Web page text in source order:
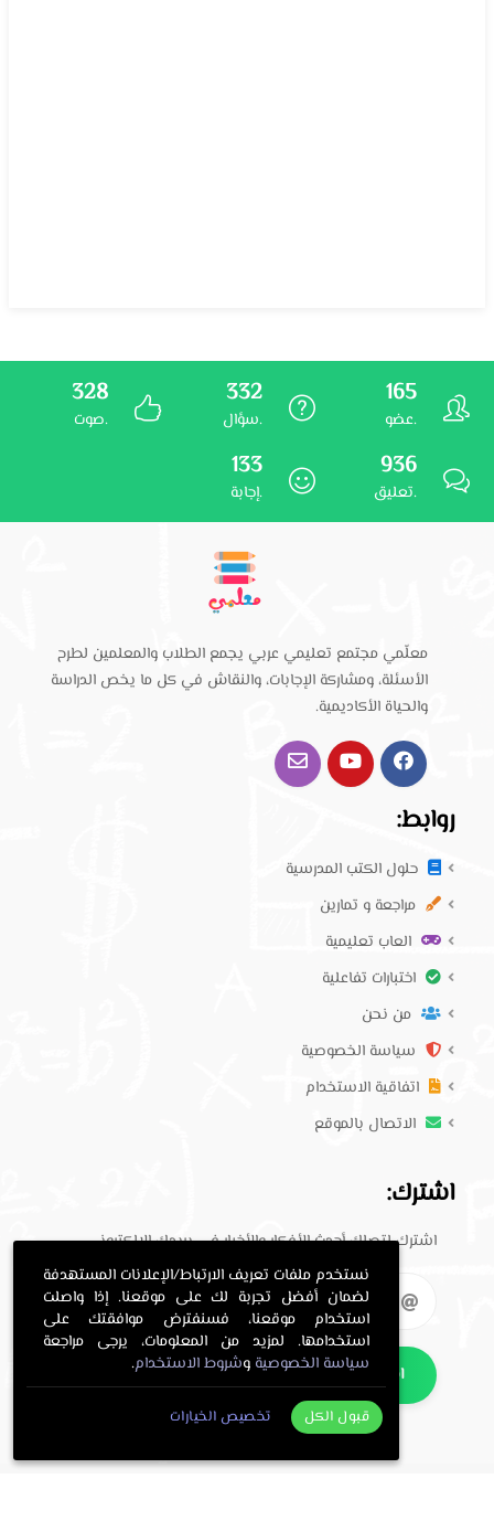
165
عضو.
332
سؤال.
328
صوت.
936
تعليق.
133
إجابة.
معلّمي مجتمع تعليمي عربي يجمع الطلاب والمعلمين لطرح
الأسئلة، ومشاركة الإجابات، والنقاش في كل ما يخص الدراسة
والحياة الأكاديمية.
روابط:
حلول الكتب المدرسية
مراجعة و تمارين
العاب تعليمية
اختبارات تفاعلية
من نحن
سياسة الخصوصية
اتفاقية الاستخدام
الاتصال بالموقع
اشترك:
اشترك لتصلك أحدث الأفكار والأخبار في بريدك الإلكتروني.
اشترك
نستخدم ملفات تعريف الارتباط/الإعلانات المستهدفة
لضمان أفضل تجربة لك على موقعنا. إذا واصلت
استخدام موقعنا، فسنفترض موافقتك على
استخدامها. لمزيد من المعلومات، يرجى مراجعة
سياسة الخصوصية وشروط الاستخدام.
قبول الكل تخصيص الخيارات